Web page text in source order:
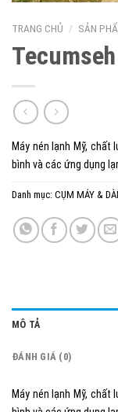
TRANG CHỦ / SẢN
Tecumseh
Máy nén lạnh Mỹ, chất
bình và các ứng dụng
Danh mục: CỤM MÁY &
MÔ TẢ
ĐÁNH GIÁ (0)
Máy nén lạnh Mỹ, chất